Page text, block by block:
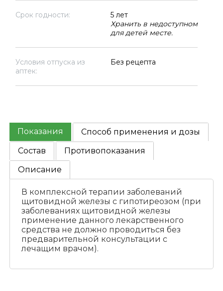
Срок годности:
5 лет
Хранить в недоступном
для детей месте.
Условия отпуска из
аптек:
Без рецепта
Показания
Способ применения и дозы
Состав
Противопоказания
Описание
В комплексной терапии заболеваний
щитовидной железы с гипотиреозом (при
заболеваниях щитовидной железы
применение данного лекарственного
средства не должно проводиться без
предварительной консультации с
лечащим врачом).